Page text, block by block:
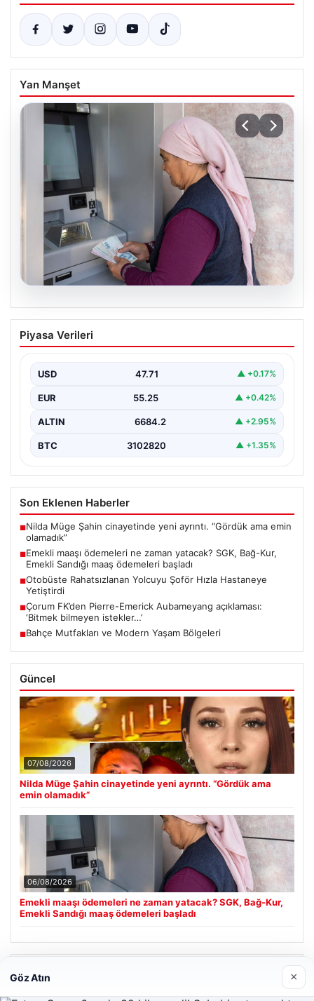
Yan Manşet
Emekli maaşı ödemeleri ne zaman
yatacak? SGK, Bağ-Kur, Emekli Sandığı
Piyasa Verileri
USD 47.71 ▲ +0.17%
EUR 55.25 ▲ +0.42%
ALTIN 6684.2 ▲ +2.95%
BTC 3102820 ▲ +1.35%
Son Eklenen Haberler
■Nilda Müge Şahin cinayetinde yeni ayrıntı. “Gördük ama emin
olamadık”
■Emekli maaşı ödemeleri ne zaman yatacak? SGK, Bağ-Kur,
Emekli Sandığı maaş ödemeleri başladı
■Otobüste Rahatsızlanan Yolcuyu Şoför Hızla Hastaneye
Yetiştirdi
■Çorum FK’den Pierre-Emerick Aubameyang açıklaması:
‘Bitmek bilmeyen istekler…’
■Bahçe Mutfakları ve Modern Yaşam Bölgeleri
Güncel
07/08/2026
Nilda Müge Şahin cinayetinde yeni ayrıntı. “Gördük ama
emin olamadık”
06/08/2026
Emekli maaşı ödemeleri ne zaman yatacak? SGK, Bağ-Kur,
Emekli Sandığı maaş ödemeleri başladı
Göz Atın ×